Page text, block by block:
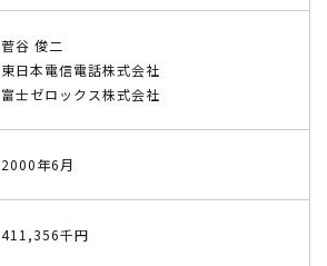
菅谷 俊二
東日本電信電話株式会社
富士ゼロックス株式会社
2000年6月
411,356千円